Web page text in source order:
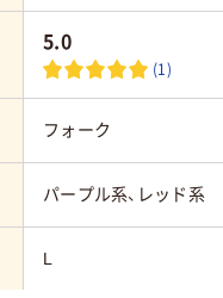
5.0
(1)
フォーク
パープル系、レッド系
L